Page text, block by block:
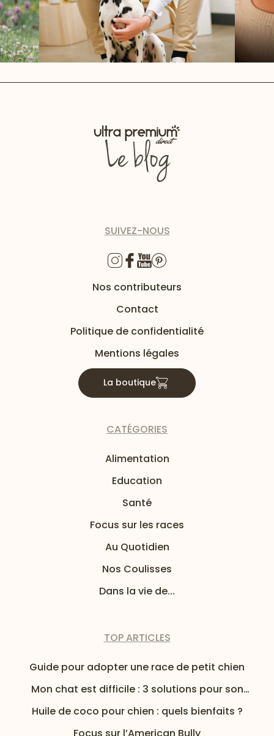
SUIVEZ-NOUS
Nos contributeurs
Contact
Politique de confidentialité
Mentions légales
La boutique
CATÉGORIES
Alimentation
Education
Santé
Focus sur les races
Au Quotidien
Nos Coulisses
Dans la vie de...
TOP ARTICLES
Guide pour adopter une race de petit chien
Mon chat est difficile : 3 solutions pour son
alimentation
Huile de coco pour chien : quels bienfaits ?
Focus sur l’American Bully